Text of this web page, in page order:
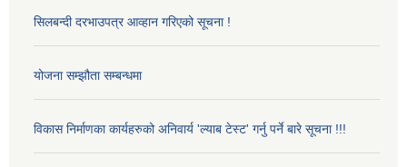
सिलबन्दी दरभाउपत्र आव्हान गरिएको सूचना !
योजना सम्झौता सम्बन्धमा
विकास निर्माणका कार्यहरुको अनिवार्य 'ल्याब टेस्ट' गर्नु पर्ने बारे सूचना !!!